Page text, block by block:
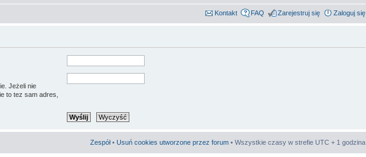
Kontakt FAQ Zarejestruj się Zaloguj się
Jeżeli nie
to tez sam adres,
Zespół• Usuń cookies utworzone przez forum • Wszystkie czasy w strefie UTC + 1 godzina